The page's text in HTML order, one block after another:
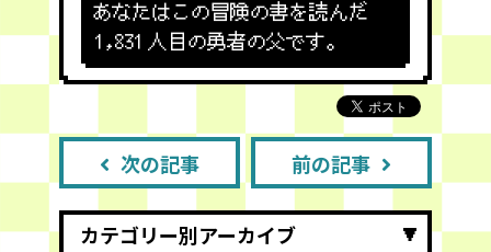
あなたはこの冒険の書を読んだ
1,831 人目の勇者の父です。
次の記事 前の記事